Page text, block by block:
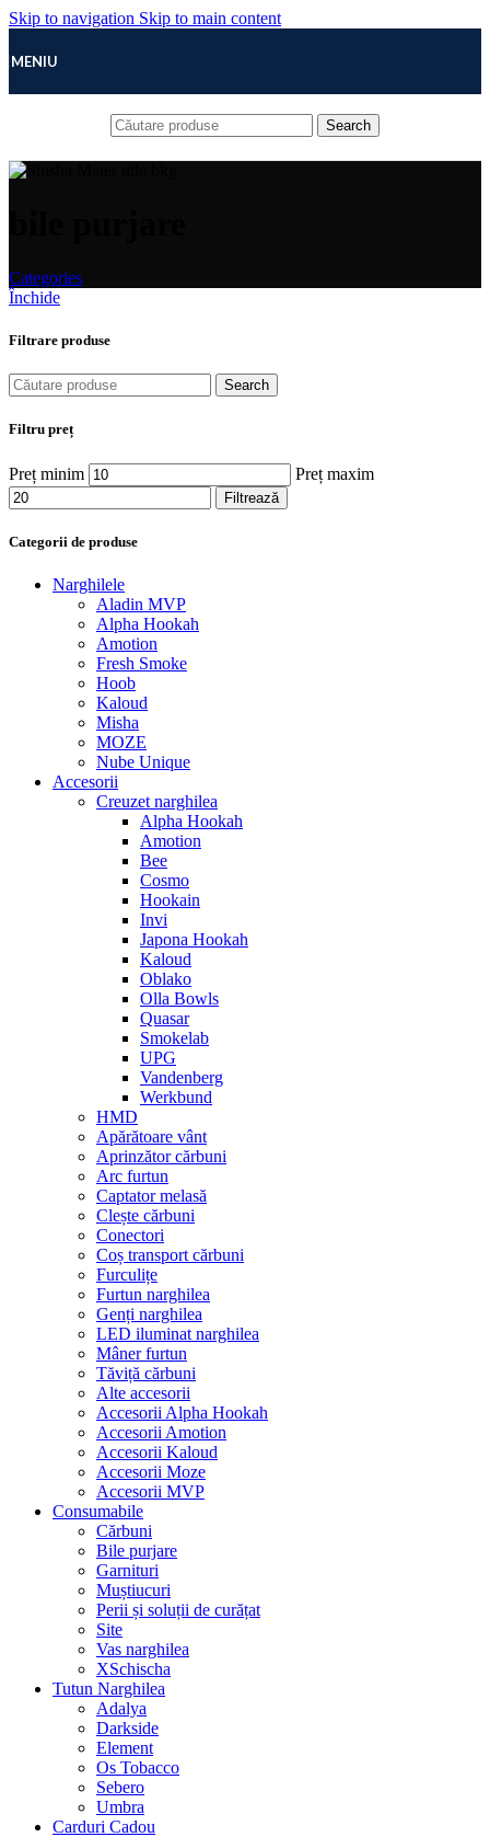
Skip to navigation Skip to main content
MENIU
Search
Categories
Închide
Filtrare produse
Search
Filtru preț
Preț minim Preț maxim
Filtrează
Categorii de produse
Narghilele
Aladin MVP
Alpha Hookah
Amotion
Fresh Smoke
Hoob
Kaloud
Misha
MOZE
Nube Unique
Accesorii
Creuzet narghilea
Alpha Hookah
Amotion
Bee
Cosmo
Hookain
Invi
Japona Hookah
Kaloud
Oblako
Olla Bowls
Quasar
Smokelab
UPG
Vandenberg
Werkbund
HMD
Apărătoare vânt
Aprinzător cărbuni
Arc furtun
Captator melasă
Clește cărbuni
Conectori
Coș transport cărbuni
Furculițe
Furtun narghilea
Genți narghilea
LED iluminat narghilea
Mâner furtun
Tăviță cărbuni
Alte accesorii
Accesorii Alpha Hookah
Accesorii Amotion
Accesorii Kaloud
Accesorii Moze
Accesorii MVP
Consumabile
Cărbuni
Bile purjare
Garnituri
Muștiucuri
Perii și soluții de curățat
Site
Vas narghilea
XSchischa
Tutun Narghilea
Adalya
Darkside
Element
Os Tobacco
Sebero
Umbra
Carduri Cadou